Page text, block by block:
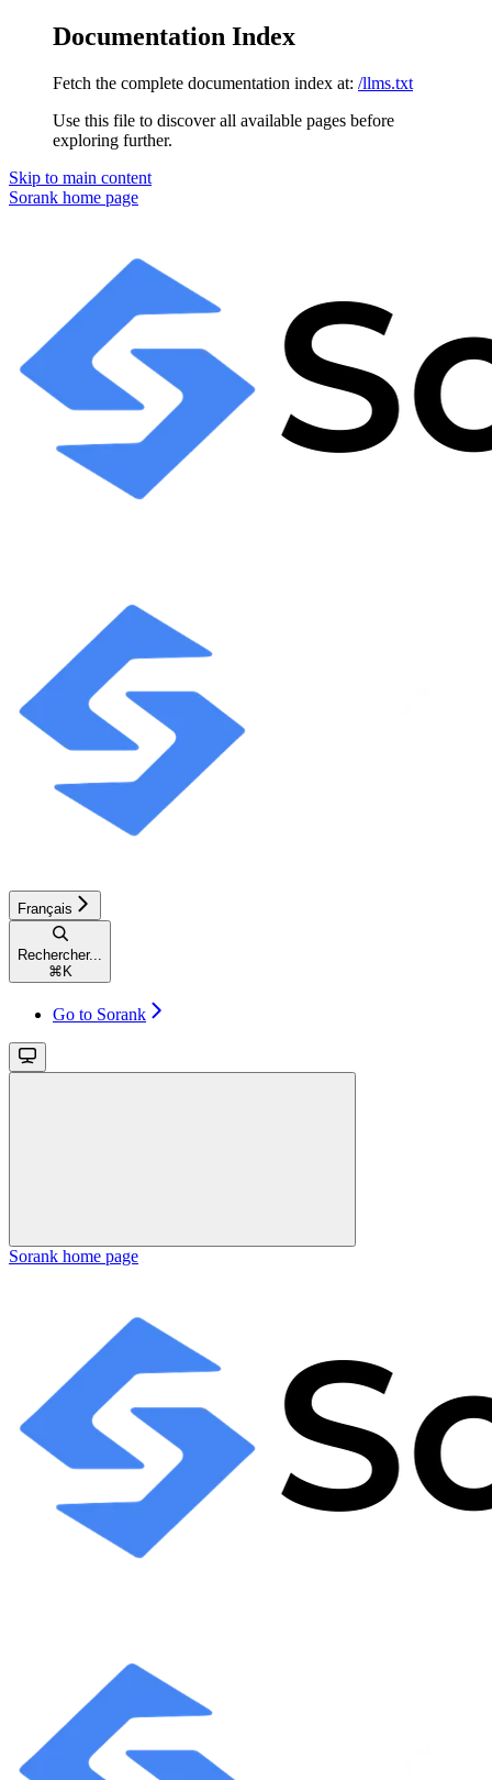
Documentation Index
Fetch the complete documentation index at: /llms.txt
Use this file to discover all available pages before
exploring further.
Skip to main content
Sorank home page
Français
Rechercher...
⌘ K
Go to Sorank
Sorank home page